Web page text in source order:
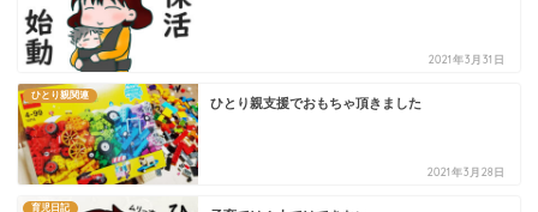
2021年3月31日
ひとり親関連
ひとり親支援でおもちゃ頂きました
2021年3月28日
育児日記